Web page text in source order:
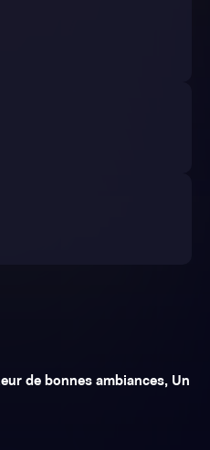
de bonnes ambiances, Un